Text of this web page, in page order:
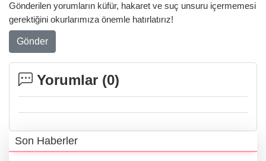
Gönderilen yorumların küfür, hakaret ve suç unsuru içermemesi
gerektiğini okurlarımıza önemle hatırlatırız!
Gönder
Yorumlar (0)
Son Haberler